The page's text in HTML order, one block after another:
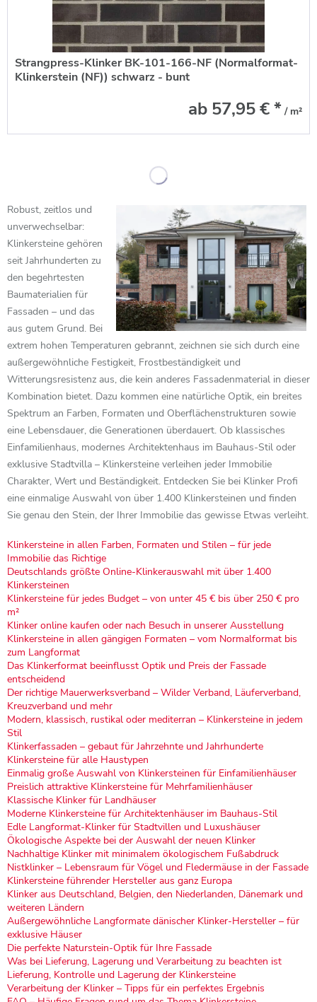
Strangpress-Klinker BK-101-166-NF (Normalformat-
Klinkerstein (NF)) schwarz - bunt
ab 57,95 € * / m²
Robust, zeitlos und
unverwechselbar:
Klinkersteine gehören
seit Jahrhunderten zu
den begehrtesten
Baumaterialien für
Fassaden – und das
aus gutem Grund. Bei
extrem hohen Temperaturen gebrannt, zeichnen sie sich durch eine
außergewöhnliche Festigkeit, Frostbeständigkeit und
Witterungsresistenz aus, die kein anderes Fassadenmaterial in dieser
Kombination bietet. Dazu kommen eine natürliche Optik, ein breites
Spektrum an Farben, Formaten und Oberflächenstrukturen sowie
eine Lebensdauer, die Generationen überdauert. Ob klassisches
Einfamilienhaus, modernes Architektenhaus im Bauhaus-Stil oder
exklusive Stadtvilla – Klinkersteine verleihen jeder Immobilie
Charakter, Wert und Beständigkeit. Entdecken Sie bei Klinker Profi
eine einmalige Auswahl von über 1.400 Klinkersteinen und finden
Sie genau den Stein, der Ihrer Immobilie das gewisse Etwas verleiht.
Klinkersteine in allen Farben, Formaten und Stilen – für jede
Immobilie das Richtige
Deutschlands größte Online-Klinkerauswahl mit über 1.400
Klinkersteinen
Klinkersteine für jedes Budget – von unter 45 € bis über 250 € pro
m²
Klinker online kaufen oder nach Besuch in unserer Ausstellung
Klinkersteine in allen gängigen Formaten – vom Normalformat bis
zum Langformat
Das Klinkerformat beeinflusst Optik und Preis der Fassade
entscheidend
Der richtige Mauerwerksverband – Wilder Verband, Läuferverband,
Kreuzverband und mehr
Modern, klassisch, rustikal oder mediterran – Klinkersteine in jedem
Stil
Klinkerfassaden – gebaut für Jahrzehnte und Jahrhunderte
Klinkersteine für alle Haustypen
Einmalig große Auswahl von Klinkersteinen für Einfamilienhäuser
Preislich attraktive Klinkersteine für Mehrfamilienhäuser
Klassische Klinker für Landhäuser
Moderne Klinkersteine für Architektenhäuser im Bauhaus-Stil
Edle Langformat-Klinker für Stadtvillen und Luxushäuser
Ökologische Aspekte bei der Auswahl der neuen Klinker
Nachhaltige Klinker mit minimalem ökologischem Fußabdruck
Nistklinker – Lebensraum für Vögel und Fledermäuse in der Fassade
Klinkersteine führender Hersteller aus ganz Europa
Klinker aus Deutschland, Belgien, den Niederlanden, Dänemark und
weiteren Ländern
Außergewöhnliche Langformate dänischer Klinker-Hersteller – für
exklusive Häuser
Die perfekte Naturstein-Optik für Ihre Fassade
Was bei Lieferung, Lagerung und Verarbeitung zu beachten ist
Lieferung, Kontrolle und Lagerung der Klinkersteine
Verarbeitung der Klinker – Tipps für ein perfektes Ergebnis